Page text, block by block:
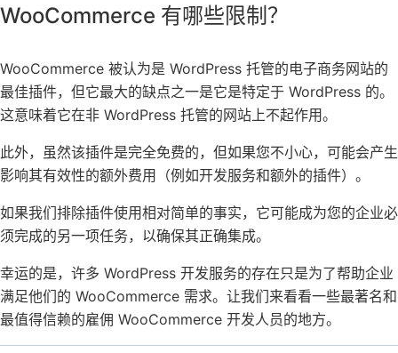
WooCommerce 有哪些限制？
WooCommerce 被认为是 WordPress 托管的电子商务网站的
最佳插件，但它最大的缺点之一是它是特定于 WordPress 的。
这意味着它在非 WordPress 托管的网站上不起作用。
此外，虽然该插件是完全免费的，但如果您不小心，可能会产生
影响其有效性的额外费用（例如开发服务和额外的插件）。
如果我们排除插件使用相对简单的事实，它可能成为您的企业必
须完成的另一项任务，以确保其正确集成。
幸运的是，许多 WordPress 开发服务的存在只是为了帮助企业
满足他们的 WooCommerce 需求。让我们来看看一些最著名和
最值得信赖的雇佣 WooCommerce 开发人员的地方。